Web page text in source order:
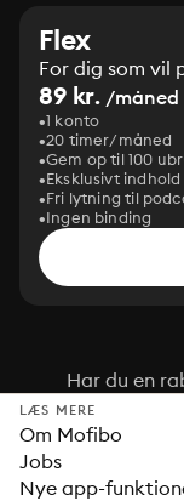
Flex
For dig som vil
89 kr. /måned
1 konto
20 timer/måned
Gem op til 100
Eksklusivt
Fri lytning til
Ingen binding
Har du en
LÆS MERE
Om Mofibo
Jobs
Nye app-